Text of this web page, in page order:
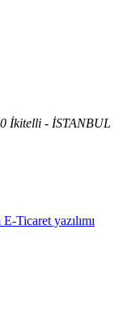
İkitelli - İSTANBUL
Ticaret yazılımı